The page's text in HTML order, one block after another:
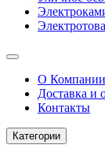
О Компании
Доставка и
Контакты
Категории